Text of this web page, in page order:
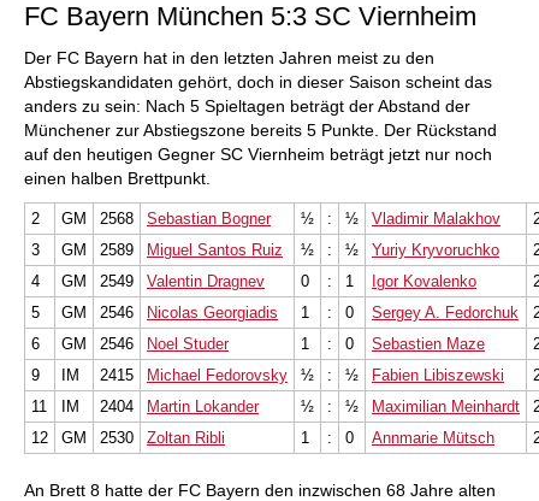
FC Bayern München 5:3 SC Viernheim
Der FC Bayern hat in den letzten Jahren meist zu den
Abstiegskandidaten gehört, doch in dieser Saison scheint das
anders zu sein: Nach 5 Spieltagen beträgt der Abstand der
Münchener zur Abstiegszone bereits 5 Punkte. Der Rückstand
auf den heutigen Gegner SC Viernheim beträgt jetzt nur noch
einen halben Brettpunkt.
2 GM 2568 Sebastian Bogner ½ : ½ Vladimir Malakhov
3
GM 2589 Miguel Santos Ruiz ½ : ½ Yuriy Kryvoruchko
4
GM 2549 Valentin Dragnev 0 : 1 Igor Kovalenko
5
GM 2546 Nicolas Georgiadis 1 : 0 Sergey A. Fedorchuk
6
GM 2546 Noel Studer 1 : 0 Sebastien Maze
9
IM 2415 Michael Fedorovsky ½ : ½ Fabien Libiszewski
11
IM 2404 Martin Lokander ½ : ½ Maximilian Meinhardt
12
GM 2530 Zoltan Ribli 1 : 0 Annmarie Mütsch
An Brett 8 hatte der FC Bayern den inzwischen 68 Jahre alten